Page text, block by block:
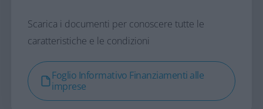
Scarica i documenti per conoscere tutte le
caratteristiche e le condizioni
Foglio Informativo Finanziamenti alle
imprese